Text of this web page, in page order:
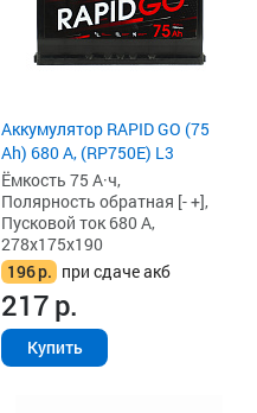
Аккумулятор RAPID GO (75
Ah) 680 А, (RP750E) L3
Ёмкость 75 А·ч,
Полярность обратная [- +],
Пусковой ток 680 А,
278x175x190
196р. при сдаче акб
217р.
Купить